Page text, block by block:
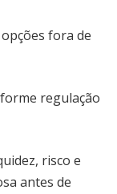
fora de
regulação
risco e
antes de